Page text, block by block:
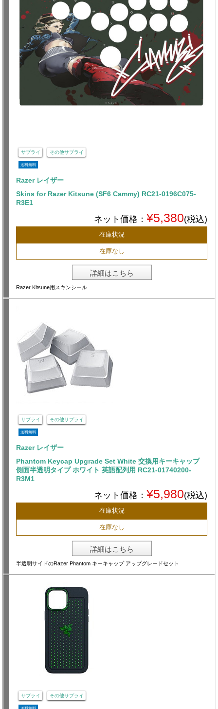
サプライ その他サプライ
送料無料
Razer レイザー
Skins for Razer Kitsune (SF6 Cammy) RC21-0196C075-
R3E1
ネット価格： ¥5,380(税込)
在庫状況
在庫なし
詳細はこちら
Razer Kitsune用スキンシール
サプライ その他サプライ
送料無料
Razer レイザー
Phantom Keycap Upgrade Set White 交換用キーキャップ
側面半透明タイプ ホワイト 英語配列用 RC21-01740200-
R3M1
ネット価格： ¥5,980(税込)
在庫状況
在庫なし
詳細はこちら
半透明サイドのRazer Phantom キーキャップ アップグレードセット
サプライ その他サプライ